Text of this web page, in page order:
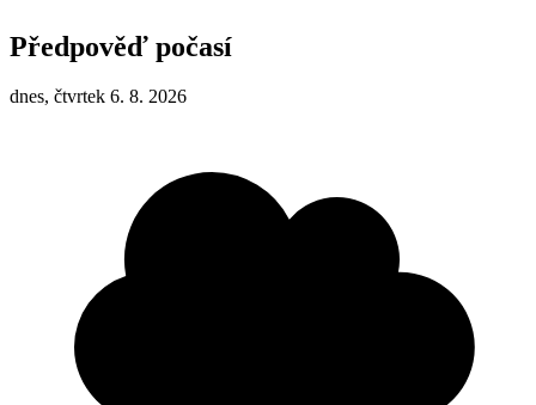
Předpověď počasí
dnes, čtvrtek 6. 8. 2026